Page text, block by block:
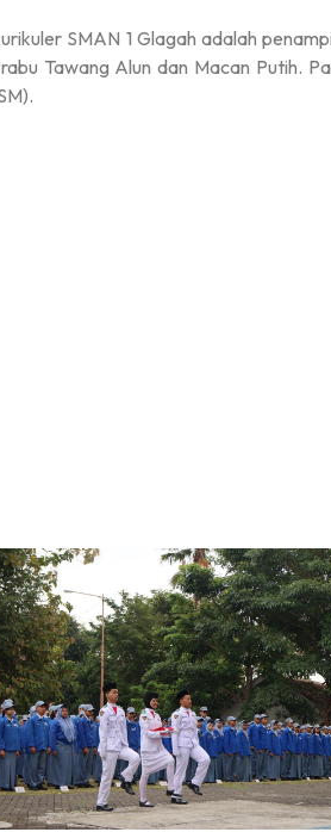
SMAN 1 Glagah adalah
Tawang Alun dan Macan Putih.